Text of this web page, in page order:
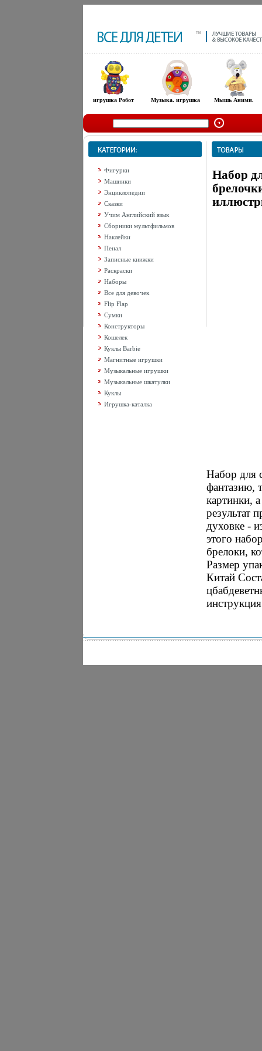
игрушка Робот Музыка. игрушка Мышь Аними.
Фигурки
Машинки
Энциклопедии
Сказки
Учим Английский язык
Сборники мультфильмов
Наклейки
Пенал
Записные книжки
Раскраски
Наборы
Все для девочек
Flip Flap
Сумки
Конструкторы
Кошелек
Куклы Barbie
Магнитные игрушки
Музыкальные игрушки
Музыкальные шкатулки
Куклы
Игрушка-каталка
Набор
Набор для
фантазию,
картинки,
результат
духовке -
этого
брелоки,
Размер
Китай